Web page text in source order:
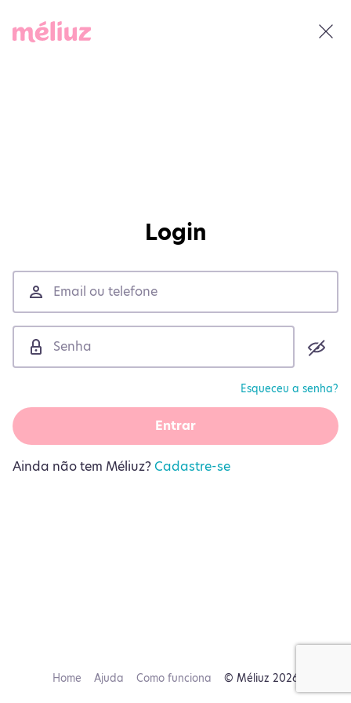
Login
Esqueceu a senha?
Entrar
Ainda não tem Méliuz? Cadastre-se
Home Ajuda Como funciona © Méliuz 2026